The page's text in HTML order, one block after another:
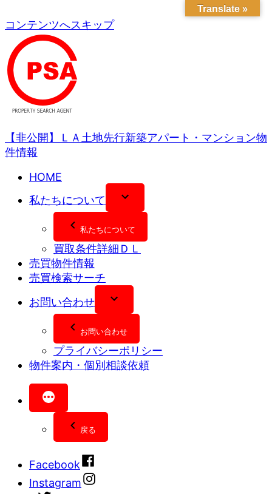
コンテンツへスキップ
【非公開】ＬＡ土地先行新築アパート・マンション物
件情報
HOME
私たちについて
私たちについて
買取条件詳細ＤＬ
売買物件情報
売買検索サーチ
お問い合わせ
お問い合わせ
プライバシーポリシー
物件案内・個別相談依頼
戻る
Facebook
Instagram
Translate »